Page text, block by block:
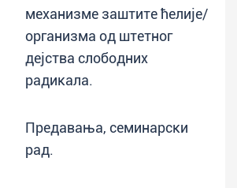
механизме заштите ћелије/
организма од штетног
дејства слободних
радикала.
Предавања, семинарски
рад.